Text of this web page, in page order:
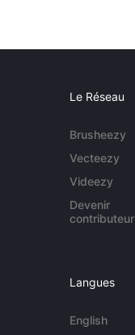
Le Réseau
Brusheezy
Vecteezy
Videezy
Devenir
contributeur
Langues
English